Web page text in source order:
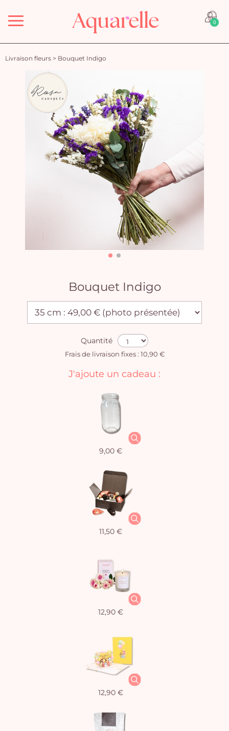
Menu 0
Livraison fleurs > Bouquet Indigo
Bouquet Indigo
Quantité
Frais de livraison fixes : 10,90 €
J'ajoute un cadeau :
9,00 €
11,50 €
12,90 €
12,90 €